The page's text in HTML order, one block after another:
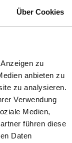
Über Cookies
zu
anbieten zu
zu analysieren.
Verwendung
Medien,
führen diese
Daten
Ihrer
Sie als